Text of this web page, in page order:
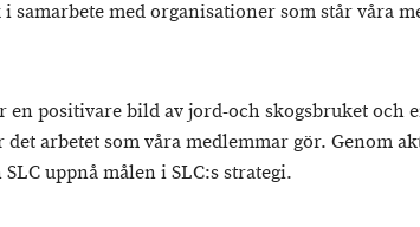
samarbete med organisationer som står våra
en positivare bild av jord-och skogsbruket och
arbetet som våra medlemmar gör. Genom
uppnå målen i SLC:s strategi.